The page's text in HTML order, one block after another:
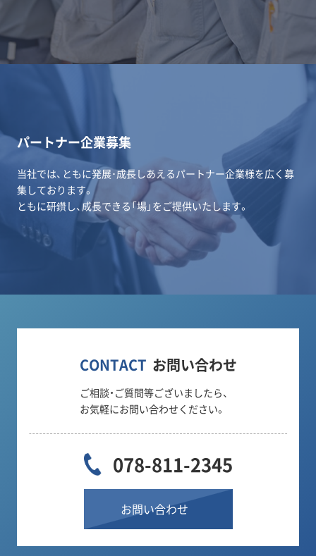
パートナー企業募集
当社では、ともに発展･成長しあえるパートナー企業様を広く募
集しております。
ともに研鑽し、成長できる「場」をご提供いたします。
CONTACT お問い合わせ
ご相談・ご質問等ございましたら、
お気軽にお問い合わせください。
078-811-2345
お問い合わせ